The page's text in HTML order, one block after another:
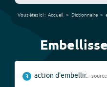
Vous êtes ici : Accueil Dictionnaire
3 action d'embellir. source